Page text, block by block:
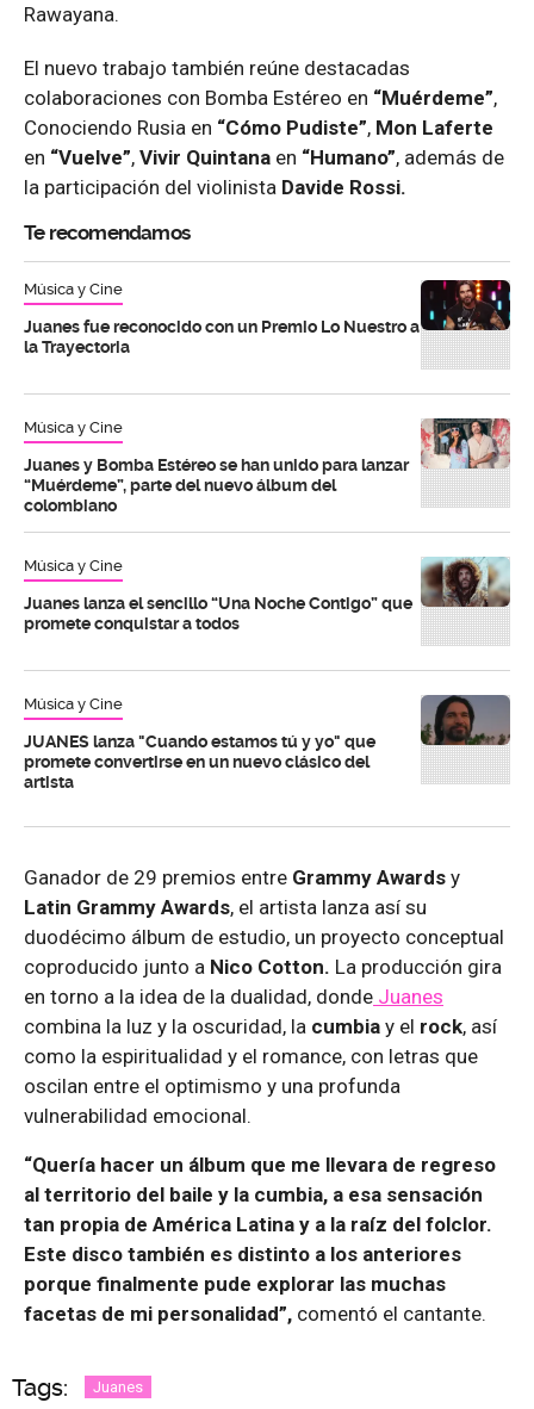
Rawayana.
El nuevo trabajo también reúne destacadas
colaboraciones con Bomba Estéreo en “Muérdeme”,
Conociendo Rusia en “Cómo Pudiste”, Mon Laferte
en “Vuelve”, Vivir Quintana en “Humano”, además de
la participación del violinista Davide Rossi.
Te recomendamos
Música y Cine
Juanes fue reconocido con un Premio Lo Nuestro a
la Trayectoria
Música y Cine
Juanes y Bomba Estéreo se han unido para lanzar
“Muérdeme”, parte del nuevo álbum del
colombiano
Música y Cine
Juanes lanza el sencillo “Una Noche Contigo” que
promete conquistar a todos
Música y Cine
JUANES lanza "Cuando estamos tú y yo" que
promete convertirse en un nuevo clásico del
artista
Ganador de 29 premios entre Grammy Awards y
Latin Grammy Awards, el artista lanza así su
duodécimo álbum de estudio, un proyecto conceptual
coproducido junto a Nico Cotton. La producción gira
en torno a la idea de la dualidad, donde Juanes
combina la luz y la oscuridad, la cumbia y el rock, así
como la espiritualidad y el romance, con letras que
oscilan entre el optimismo y una profunda
vulnerabilidad emocional.
“Quería hacer un álbum que me llevara de regreso
al territorio del baile y la cumbia, a esa sensación
tan propia de América Latina y a la raíz del folclor.
Este disco también es distinto a los anteriores
porque finalmente pude explorar las muchas
facetas de mi personalidad”, comentó el cantante.
Tags: Juanes